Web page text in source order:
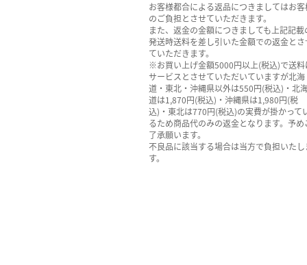
お客様都合による返品につきましてはお客
のご負担とさせていただきます。
また、返金の金額につきましても上記記載
発送時送料を差し引いた金額での返金とさ
ていただきます。
※お買い上げ金額5000円以上(税込)で送料
サービスとさせていただいていますが北海
道・東北・沖縄県以外は550円(税込)・北
道は1,870円(税込)・沖縄県は1,980円(税
込)・東北は770円(税込)の実費が掛かって
るため商品代のみの返金となります。予め
了承願います。
不良品に該当する場合は当方で負担いたし
す。